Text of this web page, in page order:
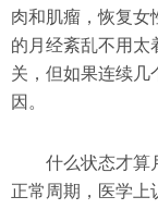
肉和肌瘤，恢复女
的月经紊乱不用太
关，但如果连续几
因。
什么状态才算
正常周期，医学上